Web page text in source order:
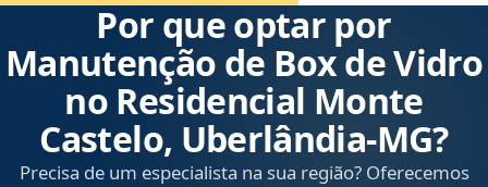
Por que optar por
Manutenção de Box de Vidro
no Residencial Monte
Castelo, Uberlândia‑MG?
Precisa de um especialista na sua região? Oferecemos